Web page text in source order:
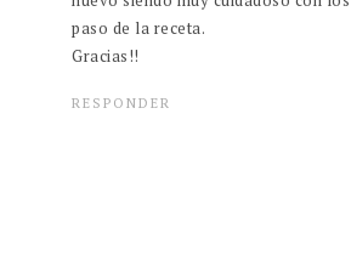
paso de la receta.
Gracias!!
RESPONDER